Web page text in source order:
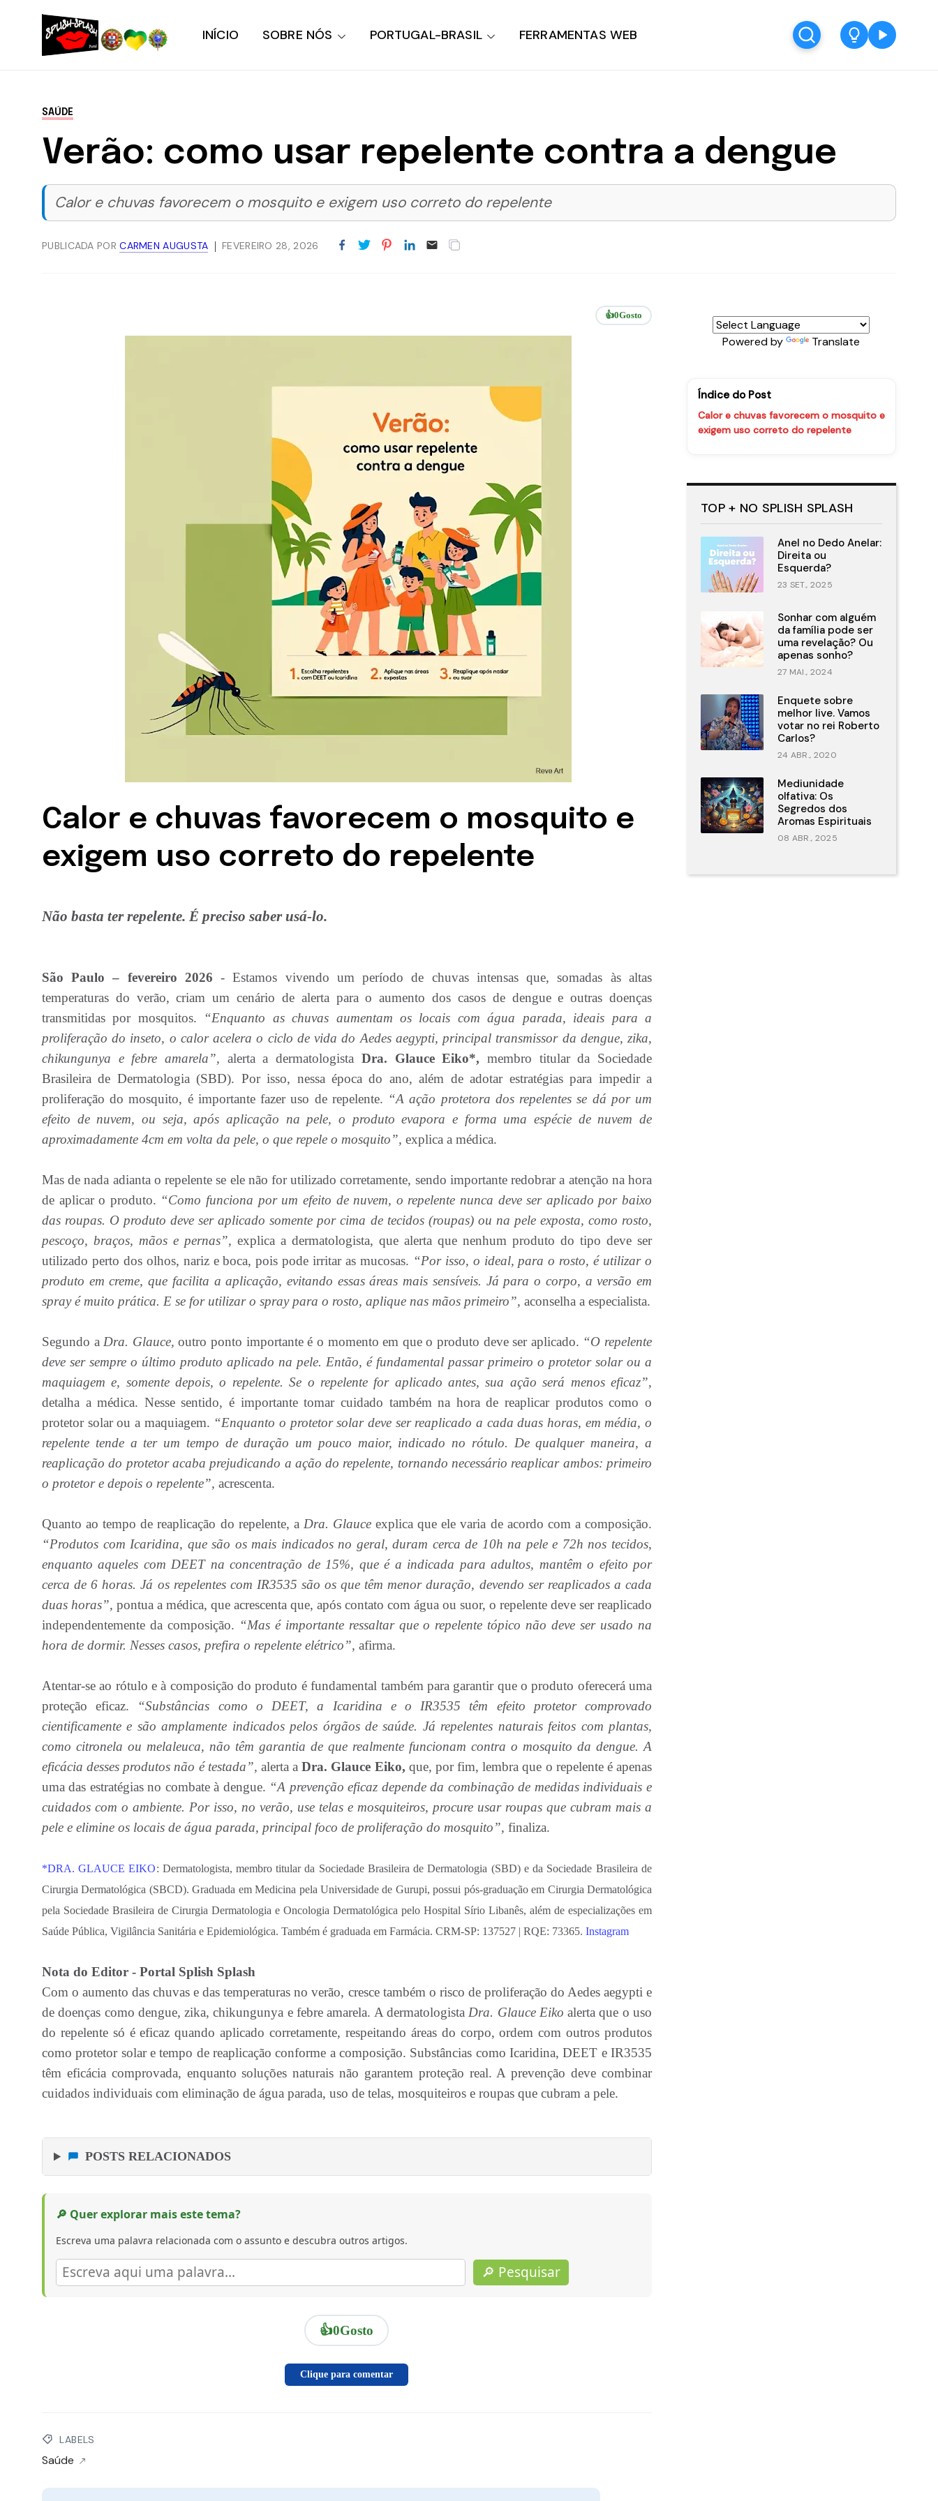
INÍCIO SOBRE NÓS PORTUGAL-BRASIL FERRAMENTAS WEB
SAÚDE
Verão: como usar repelente contra a dengue
Calor e chuvas favorecem o mosquito e exigem uso correto do repelente
PUBLICADA PORCARMEN AUGUSTA FEVEREIRO 28, 2026
👍0Gosto
Calor e chuvas favorecem o mosquito e
exigem uso correto do repelente
Não basta ter repelente. É preciso saber usá-lo.
São Paulo – fevereiro 2026- Estamos vivendo um período de chuvas intensas que, somadas às altas
temperaturas do verão, criam um cenário de alerta para o aumento dos casos de dengue e outras doenças
transmitidas por mosquitos. “Enquanto as chuvas aumentam os locais com água parada, ideais para a
proliferação do inseto, o calor acelera o ciclo de vida do Aedes aegypti, principal transmissor da dengue, zika,
chikungunya e febre amarela”, alerta a dermatologista Dra. Glauce Eiko*, membro titular da Sociedade
Brasileira de Dermatologia (SBD). Por isso, nessa época do ano, além de adotar estratégias para impedir a
proliferação do mosquito, é importante fazer uso de repelente. “A ação protetora dos repelentes se dá por um
efeito de nuvem, ou seja, após aplicação na pele, o produto evapora e forma uma espécie de nuvem de
aproximadamente 4cm em volta da pele, o que repele o mosquito”, explica a médica.
Mas de nada adianta o repelente se ele não for utilizado corretamente, sendo importante redobrar a atenção na hora
de aplicar o produto. “Como funciona por um efeito de nuvem, o repelente nunca deve ser aplicado por baixo
das roupas. O produto deve ser aplicado somente por cima de tecidos (roupas) ou na pele exposta, como rosto,
pescoço, braços, mãos e pernas”, explica a dermatologista, que alerta que nenhum produto do tipo deve ser
utilizado perto dos olhos, nariz e boca, pois pode irritar as mucosas. “Por isso, o ideal, para o rosto, é utilizar o
produto em creme, que facilita a aplicação, evitando essas áreas mais sensíveis. Já para o corpo, a versão em
spray é muito prática. E se for utilizar o spray para o rosto, aplique nas mãos primeiro”, aconselha a especialista.
Segundo a Dra. Glauce, outro ponto importante é o momento em que o produto deve ser aplicado. “O repelente
deve ser sempre o último produto aplicado na pele. Então, é fundamental passar primeiro o protetor solar ou a
maquiagem e, somente depois, o repelente. Se o repelente for aplicado antes, sua ação será menos eficaz”,
detalha a médica. Nesse sentido, é importante tomar cuidado também na hora de reaplicar produtos como o
protetor solar ou a maquiagem. “Enquanto o protetor solar deve ser reaplicado a cada duas horas, em média, o
repelente tende a ter um tempo de duração um pouco maior, indicado no rótulo. De qualquer maneira, a
reaplicação do protetor acaba prejudicando a ação do repelente, tornando necessário reaplicar ambos: primeiro
o protetor e depois o repelente”, acrescenta.
Quanto ao tempo de reaplicação do repelente, a Dra. Glauceexplica que ele varia de acordo com a composição.
“Produtos com Icaridina, que são os mais indicados no geral, duram cerca de 10h na pele e 72h nos tecidos,
enquanto aqueles com DEET na concentração de 15%, que é a indicada para adultos, mantêm o efeito por
cerca de 6 horas. Já os repelentes com IR3535 são os que têm menor duração, devendo ser reaplicados a cada
duas horas”, pontua a médica, que acrescenta que, após contato com água ou suor, o repelente deve ser reaplicado
independentemente da composição. “Mas é importante ressaltar que o repelente tópico não deve ser usado na
hora de dormir. Nesses casos, prefira o repelente elétrico”, afirma.
Atentar-se ao rótulo e à composição do produto é fundamental também para garantir que o produto oferecerá uma
proteção eficaz. “Substâncias como o DEET, a Icaridina e o IR3535 têm efeito protetor comprovado
cientificamente e são amplamente indicados pelos órgãos de saúde. Já repelentes naturais feitos com plantas,
como citronela ou melaleuca, não têm garantia de que realmente funcionam contra o mosquito da dengue. A
eficácia desses produtos não é testada”, alerta aDra. Glauce Eiko, que, por fim, lembra que o repelente é apenas
uma das estratégias no combate à dengue. “A prevenção eficaz depende da combinação de medidas individuais e
cuidados com o ambiente. Por isso, no verão, use telas e mosquiteiros, procure usar roupas que cubram mais a
pele e elimine os locais de água parada, principal foco de proliferação do mosquito”, finaliza.
*DRA. GLAUCE EIKO: Dermatologista, membro titular da Sociedade Brasileira de Dermatologia (SBD) e da Sociedade Brasileira de
Cirurgia Dermatológica (SBCD). Graduada em Medicina pela Universidade de Gurupi, possui pós-graduação em Cirurgia Dermatológica
pela Sociedade Brasileira de Cirurgia Dermatologia e Oncologia Dermatológica pelo Hospital Sírio Libanês, além de especializações em
Saúde Pública, Vigilância Sanitária e Epidemiológica. Também é graduada em Farmácia. CRM-SP: 137527 | RQE: 73365. Instagram
Nota do Editor - Portal Splish Splash
Com o aumento das chuvas e das temperaturas no verão, cresce também o risco de proliferação do Aedes aegypti e
de doenças como dengue, zika, chikungunya e febre amarela. A dermatologista Dra. Glauce Eikoalerta que o uso
do repelente só é eficaz quando aplicado corretamente, respeitando áreas do corpo, ordem com outros produtos
como protetor solar e tempo de reaplicação conforme a composição. Substâncias como Icaridina, DEET e IR3535
têm eficácia comprovada, enquanto soluções naturais não garantem proteção real. A prevenção deve combinar
cuidados individuais com eliminação de água parada, uso de telas, mosquiteiros e roupas que cubram a pele.
POSTS RELACIONADOS
🔎 Quer explorar mais este tema?
Escreva uma palavra relacionada com o assunto e descubra outros artigos.
🔎 Pesquisar
👍0Gosto
Clique para comentar
LABELS
Saúde
Powered by Translate
Índice do Post
Calor e chuvas favorecem o mosquito e
exigem uso correto do repelente
TOP + NO SPLISH SPLASH
Anel no Dedo Anelar:
Direita ou
Esquerda?
23 SET., 2025
Sonhar com alguém
da família pode ser
uma revelação? Ou
apenas sonho?
27 MAI., 2024
Enquete sobre
melhor live. Vamos
votar no rei Roberto
Carlos?
24 ABR., 2020
Mediunidade
olfativa: Os
Segredos dos
Aromas Espirituais
08 ABR., 2025